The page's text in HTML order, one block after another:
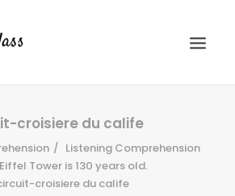
croisiere du calife
Listening Comprehension
Tower is 130 years old.
croisiere du calife